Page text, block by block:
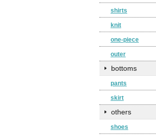
shirts
knit
one-piece
outer
bottoms
pants
skirt
others
shoes